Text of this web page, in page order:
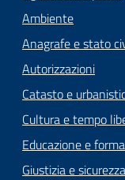
Ambiente
Anagrafe e stato
Autorizzazioni
Catasto e
Cultura e tempo
Educazione e
Giustizia e